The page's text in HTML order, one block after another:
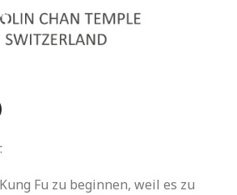
Fu zu beginnen, weil es zu